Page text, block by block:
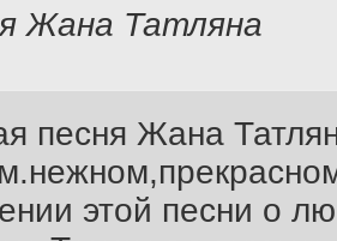
Жана Татляна
песня Жана
этой песни о